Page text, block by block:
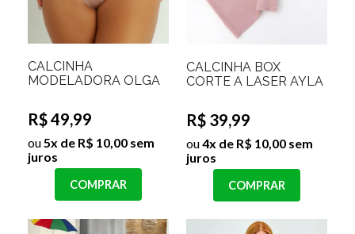
CALCINHA
MODELADORA OLGA
R$ 49,99
ou5x de R$ 10,00 sem
juros
COMPRAR
CALCINHA BOX
CORTE A LASER AYLA
R$ 39,99
ou4x de R$ 10,00 sem
juros
COMPRAR